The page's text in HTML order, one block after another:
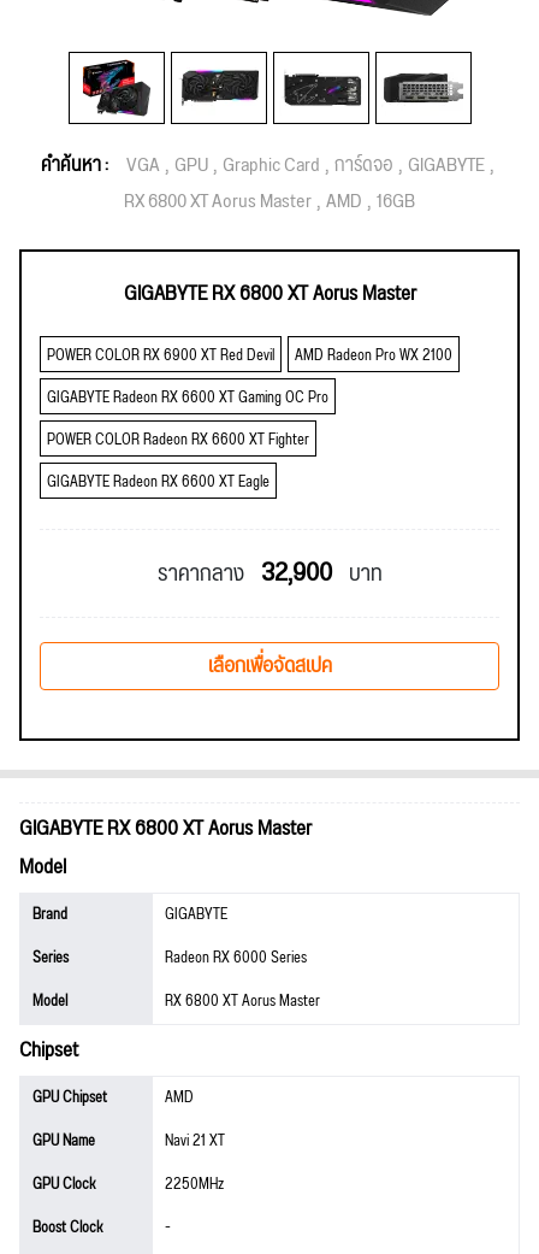
คำค้นหา : VGA GPU Graphic Card การ์ดจอ GIGABYTE
RX 6800 XT Aorus Master AMD 16GB
GIGABYTE RX 6800 XT Aorus Master
POWER COLOR RX 6900 XT Red Devil
AMD Radeon Pro WX 2100
GIGABYTE Radeon RX 6600 XT Gaming OC Pro
POWER COLOR Radeon RX 6600 XT Fighter
GIGABYTE Radeon RX 6600 XT Eagle
ราคากลาง 32,900 บาท
เลือกเพื่อจัดสเปค
GIGABYTE RX 6800 XT Aorus Master
Model
Brand
GIGABYTE
Series
Radeon RX 6000 Series
Model
RX 6800 XT Aorus Master
Chipset
GPU Chipset
AMD
GPU Name
Navi 21 XT
GPU Clock
2250MHz
Boost Clock
-